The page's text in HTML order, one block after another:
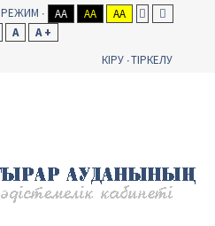
РЕЖИМ AA AA
AA
A
A +
КІРУ ТІРКЕЛУ